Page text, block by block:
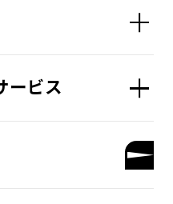
ービス